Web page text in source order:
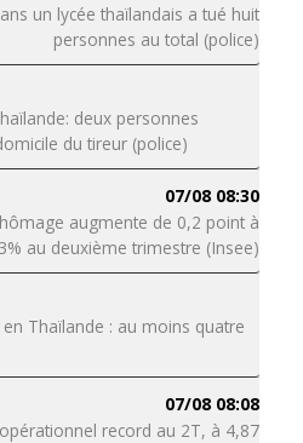
un lycée thaïlandais a tué huit
personnes au total (police)
deux personnes
du tireur (police)
07/08 08:30
augmente de 0,2 point à
au deuxième trimestre (Insee)
Thaïlande : au moins quatre
07/08 08:08
record au 2T, à 4,87